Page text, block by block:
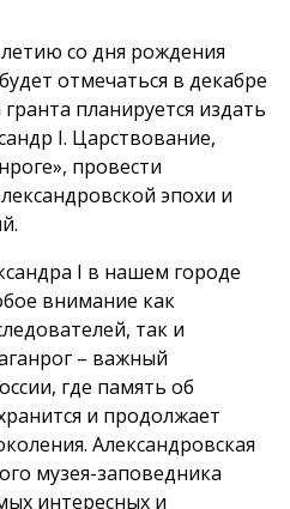
со дня рождения
отмечаться в декабре
планируется издать
I. Царствование,
провести
эпохи и
I в нашем городе
внимание как
так и
– важный
где память об
и продолжает
Александровская
музея-заповедника
интересных и